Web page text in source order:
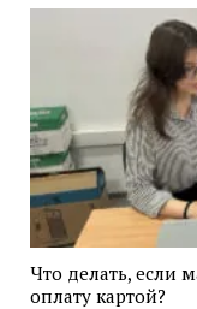
Что делать, если
оплату картой?